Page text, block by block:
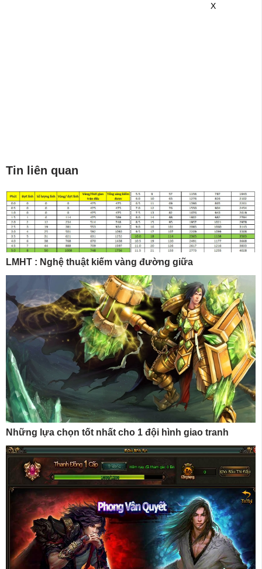
X
Tin liên quan
LMHT : Nghệ thuật kiếm vàng đường giữa
Những lựa chọn tốt nhất cho 1 đội hình giao tranh